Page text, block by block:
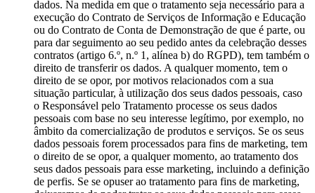
dados. Na medida em que o tratamento seja necessário para a
execução do Contrato de Serviços de Informação e Educação
ou do Contrato de Conta de Demonstração de que é parte, ou
para dar seguimento ao seu pedido antes da celebração desses
contratos (artigo 6.º, n.º 1, alínea b) do RGPD), tem também o
direito de transferir os dados. A qualquer momento, tem o
direito de se opor, por motivos relacionados com a sua
situação particular, à utilização dos seus dados pessoais, caso
o Responsável pelo Tratamento processe os seus dados
pessoais com base no seu interesse legítimo, por exemplo, no
âmbito da comercialização de produtos e serviços. Se os seus
dados pessoais forem processados para fins de marketing, tem
o direito de se opor, a qualquer momento, ao tratamento dos
seus dados pessoais para esse marketing, incluindo a definição
de perfis. Se se opuser ao tratamento para fins de marketing,